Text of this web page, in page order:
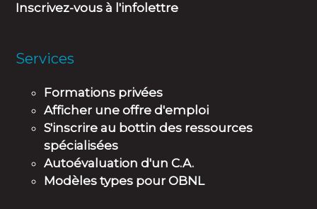
Inscrivez-vous à l'infolettre
Services
Formations privées
Afficher une offre d'emploi
S'inscrire au bottin des ressources
spécialisées
Autoévaluation d'un C.A.
Modèles types pour OBNL